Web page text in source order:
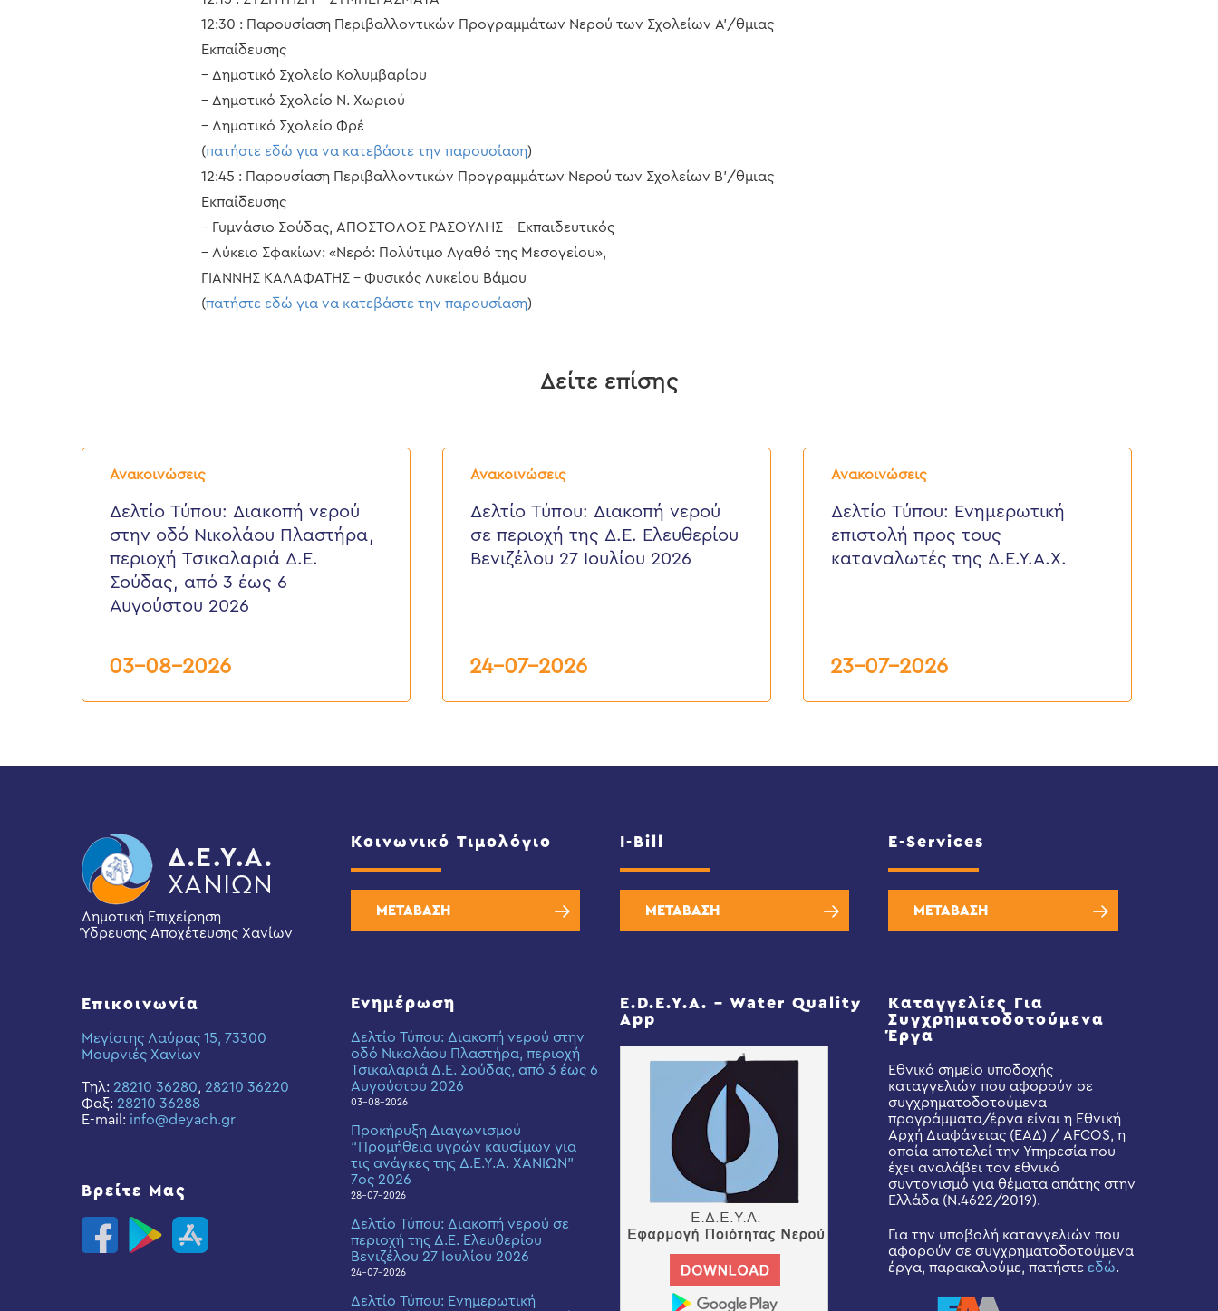
12:30 : Παρουσίαση Περιβαλλοντικών Προγραμμάτων Νερού των Σχολείων Α’/θμιας
Εκπαίδευσης
– Δημοτικό Σχολείο Κολυμβαρίου
– Δημοτικό Σχολείο Ν. Χωριού
– Δημοτικό Σχολείο Φρέ
(πατήστε εδώ για να κατεβάστε την παρουσίαση)
12:45 : Παρουσίαση Περιβαλλοντικών Προγραμμάτων Νερού των Σχολείων Β’/θμιας
Εκπαίδευσης
– Γυμνάσιο Σούδας, ΑΠΟΣΤΟΛΟΣ ΡΑΣΟΥΛΗΣ – Εκπαιδευτικός
– Λύκειο Σφακίων: «Νερό: Πολύτιμο Αγαθό της Μεσογείου»,
ΓΙΑΝΝΗΣ ΚΑΛΑΦΑΤΗΣ – Φυσικός Λυκείου Βάμου
(πατήστε εδώ για να κατεβάστε την παρουσίαση)
Δείτε επίσης
Ανακοινώσεις
Δελτίο
Τύπου:
νερού
στην
Νικολάου
Πλαστήρα,
περιοχή
Τσικαλαριά
6
Δελτίο Τύπου: Διακοπή νερού
στην οδό Νικολάου Πλαστήρα,
περιοχή Τσικαλαριά Δ.Ε.
Σούδας, από 3 έως 6
Αυγούστου 2026
03-08-2026
Ανακοινώσεις
Δελτίο
Τύπου:
νερού
περιοχή
Δελτίο Τύπου: Διακοπή νερού
σε περιοχή της Δ.Ε. Ελευθερίου
Βενιζέλου 27 Ιουλίου 2026
24-07-2026
Ανακοινώσεις
Δελτίο
Τύπου:
επιστολή
προς
τους
καταναλωτές
Δελτίο Τύπου: Eνημερωτική
επιστολή προς τους
καταναλωτές της Δ.Ε.Υ.Α.Χ.
23-07-2026
Δημοτική Επιχείρηση
Ύδρευσης Αποχέτευσης Χανίων
Επικοινωνία
Μεγίστης Λαύρας 15, 73300
Μουρνιές Χανίων
Τηλ: 28210 36280, 28210 36220
Φαξ: 28210 36288
E-mail: info@deyach.gr
Βρείτε Μας
Κοινωνικό Τιμολόγιο
ΜΕΤΑΒΑΣΗ
Ενημέρωση
Δελτίο Τύπου: Διακοπή νερού στην
οδό Νικολάου Πλαστήρα, περιοχή
Τσικαλαριά Δ.Ε. Σούδας, από 3 έως 6
Αυγούστου 2026
03-08-2026
Προκήρυξη Διαγωνισμού
“Προμήθεια υγρών καυσίμων για
τις ανάγκες της Δ.Ε.Υ.Α. ΧΑΝΙΩΝ”
7ος 2026
28-07-2026
Δελτίο Τύπου: Διακοπή νερού σε
περιοχή της Δ.Ε. Ελευθερίου
Βενιζέλου 27 Ιουλίου 2026
24-07-2026
Δελτίο Τύπου: Eνημερωτική
I-Bill
ΜΕΤΑΒΑΣΗ
E.D.E.Y.A. – Water Quality
App
E-Services
ΜΕΤΑΒΑΣΗ
Καταγγελίες Για
Συγχρηματοδοτούμενα
Έργα
Εθνικό σημείο υποδοχής
καταγγελιών που αφορούν σε
συγχρηματοδοτούμενα
προγράμματα/έργα είναι η Εθνική
Αρχή Διαφάνειας (ΕΑΔ) / AFCOS, η
οποία αποτελεί την Υπηρεσία που
έχει αναλάβει τον εθνικό
συντονισμό για θέματα απάτης στην
Ελλάδα (Ν.4622/2019).
Για την υποβολή καταγγελιών που
αφορούν σε συγχρηματοδοτούμενα
έργα, παρακαλούμε, πατήστε εδώ.